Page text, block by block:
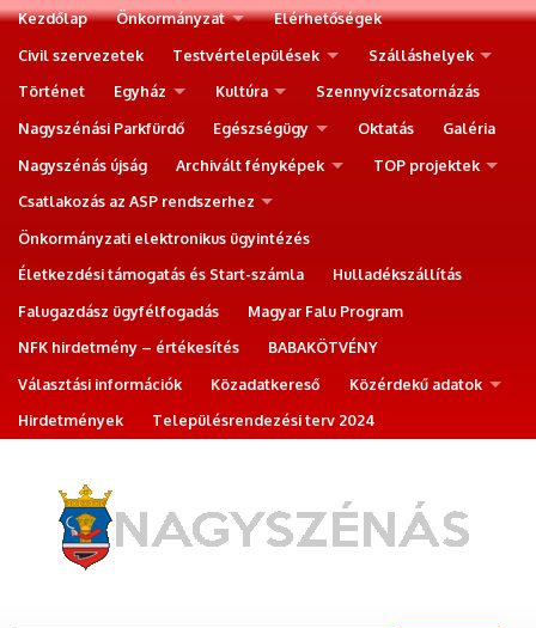
Kezdőlap Önkormányzat
Elérhetőségek
Civil szervezetek
Testvértelepülések
Szálláshelyek
Történet
Egyház Kultúra
Szennyvízcsatornázás
Nagyszénási Parkfürdő
Egészségügy Oktatás
Galéria
Nagyszénás újság
Archivált fényképek
TOP projektek
Csatlakozás az ASP rendszerhez
Önkormányzati elektronikus ügyintézés
Életkezdési támogatás és Start-számla
Hulladékszállítás
Falugazdász ügyfélfogadás
Magyar Falu Program
NFK hirdetmény – értékesítés
BABAKÖTVÉNY
Választási információk
Közadatkereső
Közérdekű adatok
Hirdetmények
Településrendezési terv 2024